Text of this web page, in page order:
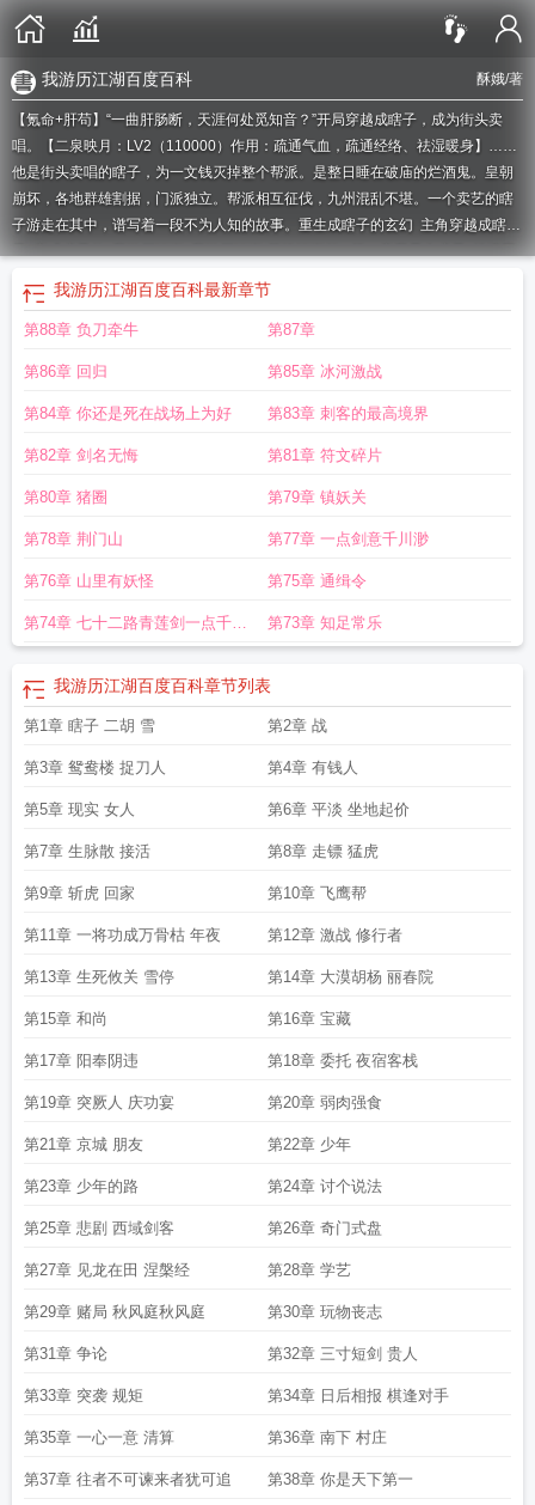
酥娥/著
我游历江湖百度百科
【氪命+肝苟】“一曲肝肠断，天涯何处觅知音？”开局穿越成瞎子，成为街头卖
唱。【二泉映月：LV2（110000）作用：疏通气血，疏通经络、祛湿暖身】……
他是街头卖唱的瞎子，为一文钱灭掉整个帮派。是整日睡在破庙的烂酒鬼。皇朝
崩坏，各地群雄割据，门派独立。帮派相互征伐，九州混乱不堪。一个卖艺的瞎
子游走在其中，谱写着一段不为人知的故事。 重生成瞎子的玄幻 主角穿越成瞎
子变成瞎子的我游历江湖我游历江湖(落魄江湖行)第一章我是个瞎子扮演黑
瞎子的成了瞎子男主的短命白月光 变成瞎子怎么生活
子反派的导盲犬
子怎么办 变成瞎子的前兆 成为瞎子男主的短命白月光
瞎子
穿越我变成瞎子 玄幻成为瞎子我游历江湖百度百科
成为瞎子我游历江湖第 章 成为瞎子 失明我游历江湖 哀嚎的狂风
游历江湖百度百科主角重生成了瞎子 成了瞎子男主的白月光
的穿越成瞎子 开局瞎子的 穿越成为瞎子
我游历江湖百度百科最新章节
第88章 负刀牵牛 第87章
第86章 回归 第85章 冰河激战
第84章 你还是死在战场上为好 第83章 刺客的最高境界
第82章 剑名无悔 第81章 符文碎片
第80章 猪圈 第79章 镇妖关
第78章 荆门山 第77章 一点剑意千川渺
第76章 山里有妖怪 第75章 通缉令
第74章 七十二路青莲剑一点千里 第73章 知足常乐
我游历江湖百度百科章节列表
第1章 瞎子 二胡 雪 第2章 战
第3章 鸳鸯楼 捉刀人 第4章 有钱人
第5章 现实 女人 第6章 平淡 坐地起价
第7章 生脉散 接活 第8章 走镖 猛虎
第9章 斩虎 回家 第10章 飞鹰帮
第11章 一将功成万骨枯 年夜 第12章 激战 修行者
第13章 生死攸关 雪停 第14章 大漠胡杨 丽春院
第15章 和尚 第16章 宝藏
第17章 阳奉阴违 第18章 委托 夜宿客栈
第19章 突厥人 庆功宴 第20章 弱肉强食
第21章 京城 朋友 第22章 少年
第23章 少年的路 第24章 讨个说法
第25章 悲剧 西域剑客 第26章 奇门式盘
第27章 见龙在田 涅槃经 第28章 学艺
第29章 赌局 秋风庭秋风庭 第30章 玩物丧志
第31章 争论 第32章 三寸短剑 贵人
第33章 突袭 规矩 第34章 日后相报 棋逢对手
第35章 一心一意 清算 第36章 南下 村庄
第37章 往者不可谏来者犹可追 第38章 你是天下第一